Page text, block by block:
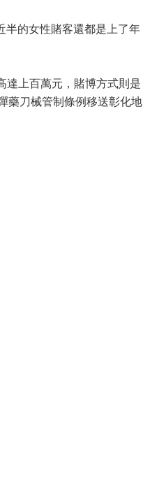
半的女性賭客還都是上了年
達上百萬元，賭博方式則是
藥刀械管制條例移送彰化地